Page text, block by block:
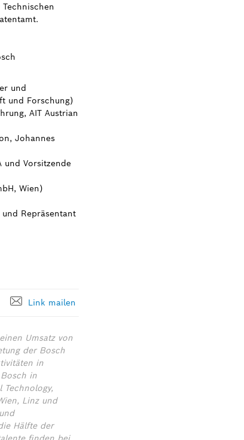
und
und Forschung)
AIT Austrian
Johannes
und Vorsitzende
Wien)
Repräsentant
Link mailen
Umsatz von
der Bosch
in
in
Linz und
Hälfte der